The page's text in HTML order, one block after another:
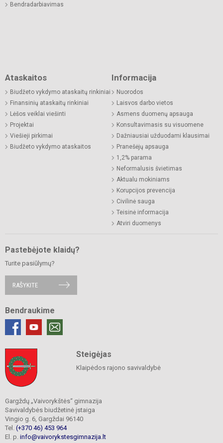
Bendradarbiavimas
Ataskaitos
Biudžeto vykdymo ataskaitų rinkiniai
Finansinių ataskaitų rinkiniai
Lėšos veiklai viešinti
Projektai
Viešieji pirkimai
Biudžeto vykdymo ataskaitos
Informacija
Nuorodos
Laisvos darbo vietos
Asmens duomenų apsauga
Konsultavimasis su visuomene
Dažniausiai užduodami klausimai
Pranešėjų apsauga
1,2% parama
Neformalusis švietimas
Aktualu mokiniams
Korupcijos prevencija
Civilinė sauga
Teisinė informacija
Atviri duomenys
Pastebėjote klaidų?
Turite pasiūlymų?
RAŠYKITE
Bendraukime
Steigėjas
Klaipėdos rajono savivaldybė
Gargždų „Vaivorykštės“ gimnazija
Savivaldybės biudžetinė įstaiga
Vingio g. 6, Gargždai 96140
Tel. (+370 46) 453 964
El. p. info@vaivorykstesgimnazija.lt